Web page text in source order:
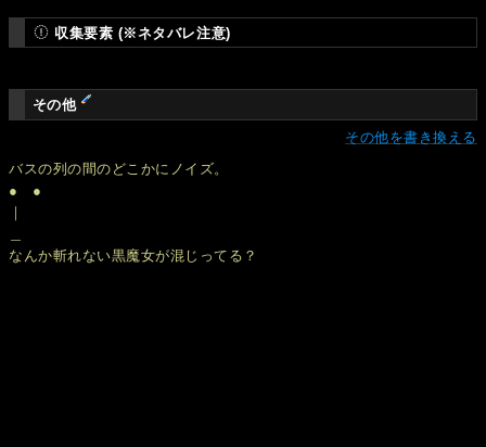
収集要素 (※ネタバレ注意)
その他
その他を書き換える
バスの列の間のどこかにノイズ。
● ●
｜
なんか斬れない黒魔女が混じってる？